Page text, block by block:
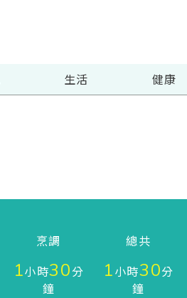
生活 健康
烹調
1小時30分
鐘
總共
1小時30分
鐘